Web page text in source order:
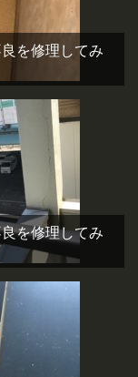
を修理してみ
を修理してみ